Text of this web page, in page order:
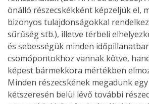
önálló részecskékként képzeljük el,
bizonyos tulajdonságokkal
sűrűség stb.), illetve térbeli
és sebességük minden
csomópontokhoz vannak kötve,
képest bármekkora mértékben
Minden részecskének megadunk
kétszeresén belül lévő további